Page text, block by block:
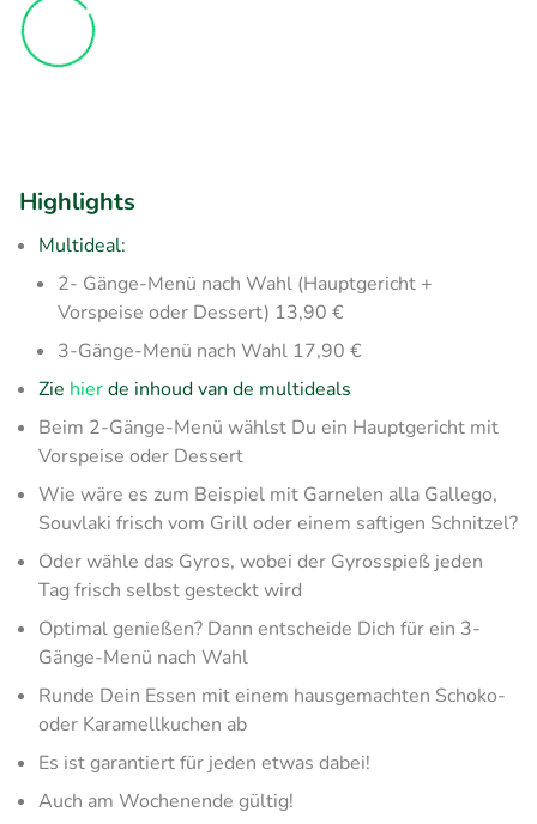
Highlights
Multideal:
2- Gänge-Menü nach Wahl (Hauptgericht +
Vorspeise oder Dessert) 13,90 €
3-Gänge-Menü nach Wahl 17,90 €
Zie hierde inhoud van de multideals
Beim 2-Gänge-Menü wählst Du ein Hauptgericht mit
Vorspeise oder Dessert
Wie wäre es zum Beispiel mit Garnelen alla Gallego,
Souvlaki frisch vom Grill oder einem saftigen Schnitzel?
Oder wähle das Gyros, wobei der Gyrosspieß jeden
Tag frisch selbst gesteckt wird
Optimal genießen? Dann entscheide Dich für ein 3-
Gänge-Menü nach Wahl
Runde Dein Essen mit einem hausgemachten Schoko-
oder Karamellkuchen ab
Es ist garantiert für jeden etwas dabei!
Auch am Wochenende gültig!